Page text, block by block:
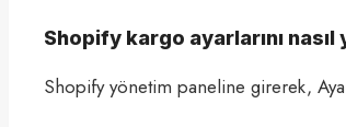
Shopify kargo ayarlarını
Shopify yönetim paneline girerek,